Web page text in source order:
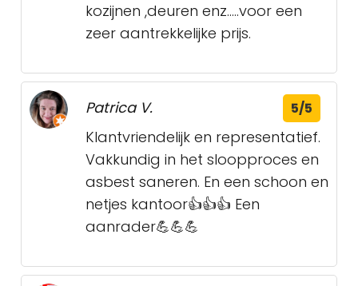
kozijnen ,deuren enz.....voor een
zeer aantrekkelijke prijs.
Patrica V. 5/5
Klantvriendelijk en representatief.
Vakkundig in het sloopproces en
asbest saneren. En een schoon en
netjes kantoor👍👍👍 Een
aanrader💪💪💪